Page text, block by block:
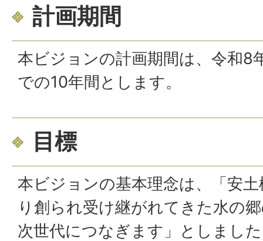
計画期間
本ビジョンの計画期間は、令和8
での10年間とします。
目標
本ビジョンの基本理念は、「安
り創られ受け継がれてきた水の
次世代につなぎます」としまし